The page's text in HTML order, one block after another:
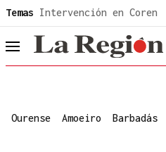
Temas Intervención en Coren
header.menu.open
Ourense Amoeiro Barbadás